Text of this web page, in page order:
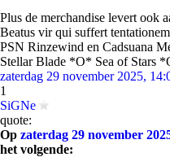
Plus de merchandise levert ook
Beatus vir qui suffert
PSN Rinzewind en Cadsuana
Stellar Blade *O* Sea of Stars
zaterdag 29 november 2025,
1
SiGNe
quote:
Op zaterdag 29 november
het volgende: